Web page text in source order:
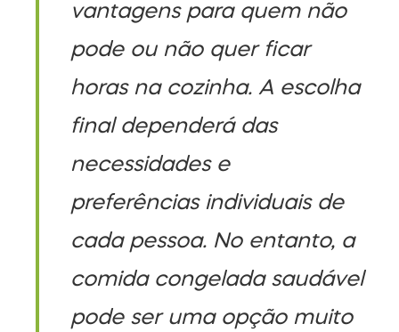
vantagens para quem não
pode ou não quer ficar
horas na cozinha. A escolha
final dependerá das
necessidades e
preferências individuais de
cada pessoa. No entanto, a
comida congelada saudável
pode ser uma opção muito